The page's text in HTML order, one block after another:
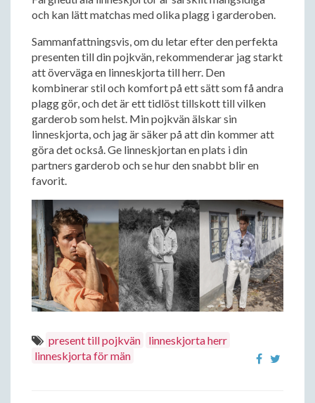
och kan lätt matchas med olika plagg i garderoben.
Sammanfattningsvis, om du letar efter den perfekta
presenten till din pojkvän, rekommenderar jag starkt
att överväga en linneskjorta till herr. Den
kombinerar stil och komfort på ett sätt som få andra
plagg gör, och det är ett tidlöst tillskott till vilken
garderob som helst. Min pojkvän älskar sin
linneskjorta, och jag är säker på att din kommer att
göra det också. Ge linneskjortan en plats i din
partners garderob och se hur den snabbt blir en
favorit.
present till pojkvän
linneskjorta herr
linneskjorta för män